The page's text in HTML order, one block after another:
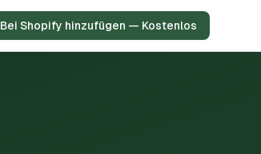
Bei Shopify hinzufügen — Kostenlos